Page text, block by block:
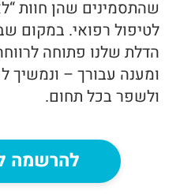
שהתסמינים שהן חוות
לטיפול רפואי. במקום
הדלת שלנו פתוחה
ומענה עבורך – ונמשיך
ולשפר בכל תחום.
להרשמה